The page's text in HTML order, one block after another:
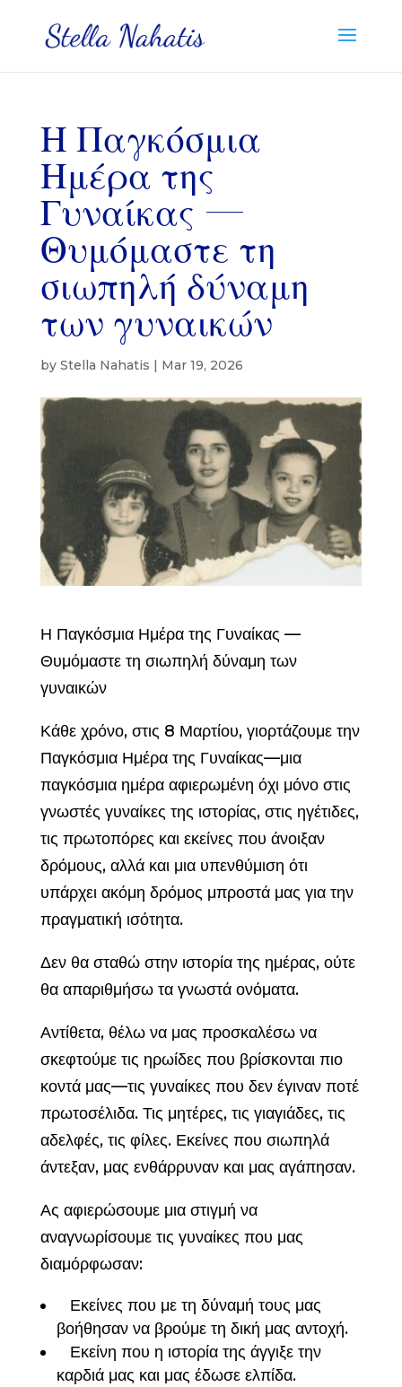
Η Παγκόσμια
Ημέρα της
Γυναίκας —
Θυμόμαστε τη
σιωπηλή δύναμη
των γυναικών
by Stella Nahatis | Mar 19, 2026
Η Παγκόσμια Ημέρα της Γυναίκας —
Θυμόμαστε τη σιωπηλή δύναμη των
γυναικών
Κάθε χρόνο, στις 8 Μαρτίου, γιορτάζουμε την
Παγκόσμια Ημέρα της Γυναίκας—μια
παγκόσμια ημέρα αφιερωμένη όχι μόνο στις
γνωστές γυναίκες της ιστορίας, στις ηγέτιδες,
τις πρωτοπόρες και εκείνες που άνοιξαν
δρόμους, αλλά και μια υπενθύμιση ότι
υπάρχει ακόμη δρόμος μπροστά μας για την
πραγματική ισότητα.
Δεν θα σταθώ στην ιστορία της ημέρας, ούτε
θα απαριθμήσω τα γνωστά ονόματα.
Αντίθετα, θέλω να μας προσκαλέσω να
σκεφτούμε τις ηρωίδες που βρίσκονται πιο
κοντά μας—τις γυναίκες που δεν έγιναν ποτέ
πρωτοσέλιδα. Τις μητέρες, τις γιαγιάδες, τις
αδελφές, τις φίλες. Εκείνες που σιωπηλά
άντεξαν, μας ενθάρρυναν και μας αγάπησαν.
Ας αφιερώσουμε μια στιγμή να
αναγνωρίσουμε τις γυναίκες που μας
διαμόρφωσαν:
Εκείνες που με τη δύναμή τους μας
βοήθησαν να βρούμε τη δική μας αντοχή.
Εκείνη που η ιστορία της άγγιξε την
καρδιά μας και μας έδωσε ελπίδα.